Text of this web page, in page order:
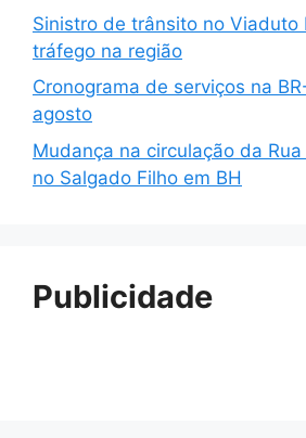
Sinistro de trânsito no Viaduto
tráfego na região
Cronograma de serviços na
agosto
Mudança na circulação da
no Salgado Filho em BH
Publicidade